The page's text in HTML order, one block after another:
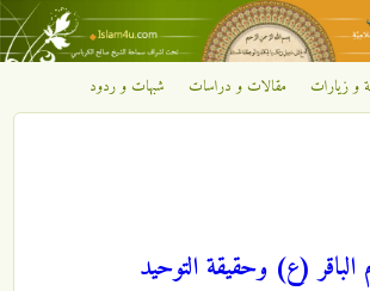
إلى المحتوى الرئيسي
و زيارات مقالات و دراسات شبهات و ردود
الباقر (ع) وحقيقة التوحيد